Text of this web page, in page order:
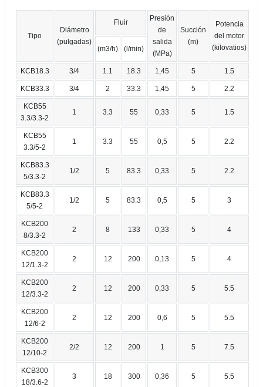
Tipo
Diámetro
(pulgadas)
Fluir
Presión
de
salida
(MPa)
Succión
(m)
Potencia
del motor
(kilovatios)
(m3/h) (l/min)
KCB18.3 3/4 1.1 18.3 1,45 5 1.5
KCB33.3 3/4 2 33.3 1,45 5 2.2
KCB55
3.3/3.3-2
1 3.3 55 0,33 5 1.5
KCB55
3.3/5-2
1 3.3 55 0,5 5 2.2
KCB83.3
5/3.3-2
1/2 5 83.3 0,33 5 2.2
KCB83.3
5/5-2
1/2 5 83.3 0,5 5 3
KCB200
8/3.3-2
2 8 133 0,33 5 4
KCB200
12/1.3-2
2 12 200 0,13 5 4
KCB200
12/3.3-2
2 12 200 0,33 5 5.5
KCB200
12/6-2
2 12 200 0,6 5 5.5
KCB200
12/10-2
2/2 12 200 1 5 7.5
KCB300
18/3.6-2
3 18 300 0,36 5 5.5